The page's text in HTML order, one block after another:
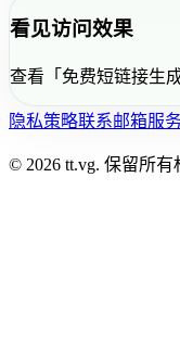
看见访问效果
查看「免费短链接生
隐私策略联系邮箱服
© 2026 tt.vg. 保留所有